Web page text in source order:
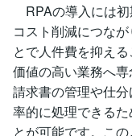
RPAの導入には
コスト削減につな
とで人件費を抑え
価値の高い業務へ
請求書の管理や仕
率的に処理できる
とが可能です。こ